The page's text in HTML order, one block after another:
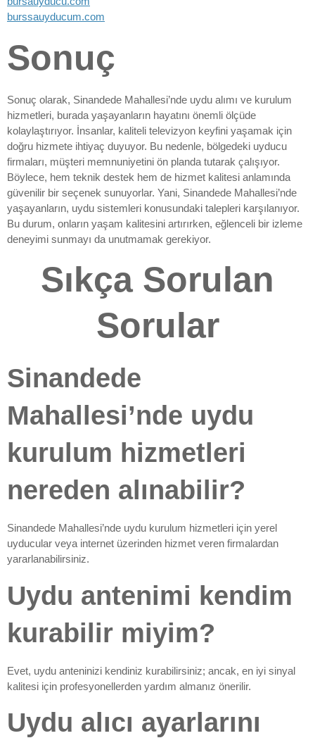
burssauyducum.com
Sonuç
Sonuç olarak, Sinandede Mahallesi’nde uydu alımı ve kurulum
hizmetleri, burada yaşayanların hayatını önemli ölçüde
kolaylaştırıyor. İnsanlar, kaliteli televizyon keyfini yaşamak için
doğru hizmete ihtiyaç duyuyor. Bu nedenle, bölgedeki uyducu
firmaları, müşteri memnuniyetini ön planda tutarak çalışıyor.
Böylece, hem teknik destek hem de hizmet kalitesi anlamında
güvenilir bir seçenek sunuyorlar. Yani, Sinandede Mahallesi’nde
yaşayanların, uydu sistemleri konusundaki talepleri karşılanıyor.
Bu durum, onların yaşam kalitesini artırırken, eğlenceli bir izleme
deneyimi sunmayı da unutmamak gerekiyor.
Sıkça Sorulan
Sorular
Sinandede
Mahallesi’nde uydu
kurulum hizmetleri
nereden alınabilir?
Sinandede Mahallesi’nde uydu kurulum hizmetleri için yerel
uyducular veya internet üzerinden hizmet veren firmalardan
yararlanabilirsiniz.
Uydu antenimi kendim
kurabilir miyim?
Evet, uydu anteninizi kendiniz kurabilirsiniz; ancak, en iyi sinyal
kalitesi için profesyonellerden yardım almanız önerilir.
Uydu alıcı ayarlarını